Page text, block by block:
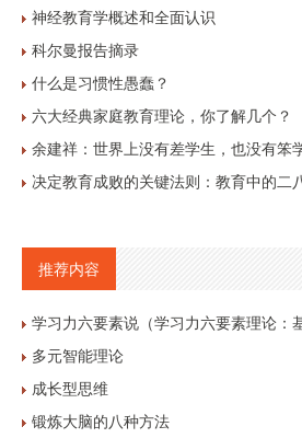
神经教育学概述和全面认识
科尔曼报告摘录
什么是习惯性愚蠢？
六大经典家庭教育理论，你了解几个？
余建祥：世界上没有差学生，也没有笨
决定教育成败的关键法则：教育中的二
推荐内容
学习力六要素说（学习力六要素理论：
多元智能理论
成长型思维
锻炼大脑的八种方法